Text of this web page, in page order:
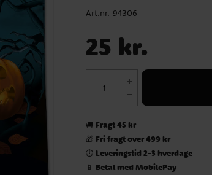
Art.nr. 94306
25 kr.
🚚 Fragt 45 kr
🎁 Fri fragt over 499 kr
⏱️ Leveringstid 2-3 hverdage
📱 Betal med MobilePay